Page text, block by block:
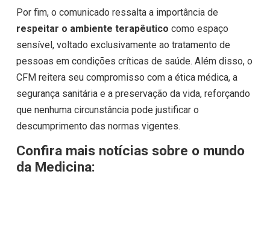
Por fim, o comunicado ressalta a importância de
respeitar o ambiente terapêutico como espaço
sensível, voltado exclusivamente ao tratamento de
pessoas em condições críticas de saúde. Além disso, o
CFM reitera seu compromisso com a ética médica, a
segurança sanitária e a preservação da vida, reforçando
que nenhuma circunstância pode justificar o
descumprimento das normas vigentes.
Confira mais notícias sobre o mundo
da Medicina: